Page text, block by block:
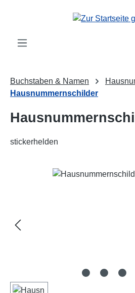
Zum Hauptinhalt springen
Buchstaben & Namen
Hausnummernschilder
stickerhelden
Bildergalerie überspringen